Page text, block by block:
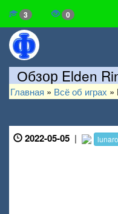
3 0
Обзор Elden
Главная » Всё об играх »
2022-05-05 |